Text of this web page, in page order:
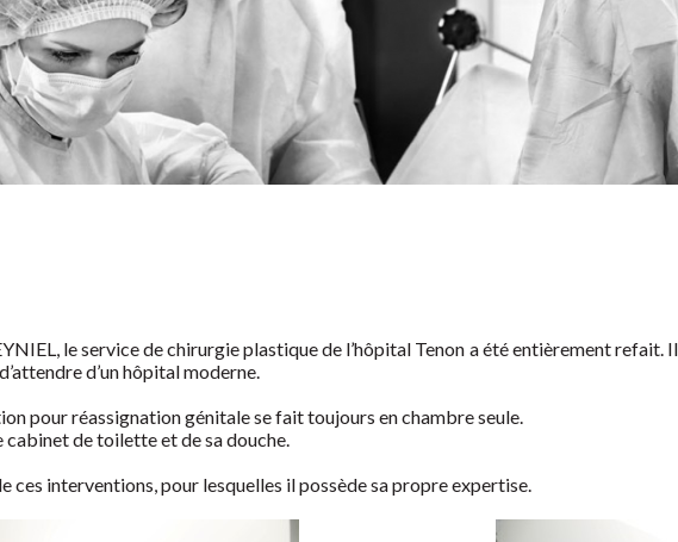
le service de chirurgie plastique de l’hôpital Tenon a été entièrement
d’un hôpital moderne.
pour réassignation génitale se fait toujours en chambre seule.
de toilette et de sa douche.
ces interventions, pour lesquelles il possède sa propre expertise.